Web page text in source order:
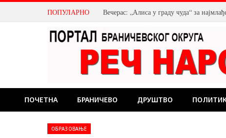
ПОПУЛАРНО Вечерас: „Алиса у граду чуда“ за
ПОЧЕТНА БРАНИЧЕВО ДРУШТВО
ОБРАЗОВАЊЕ